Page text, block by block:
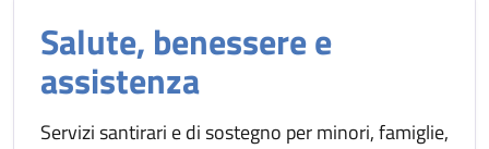
Salute, benessere e
assistenza
Servizi santirari e di sostegno per minori, famiglie,